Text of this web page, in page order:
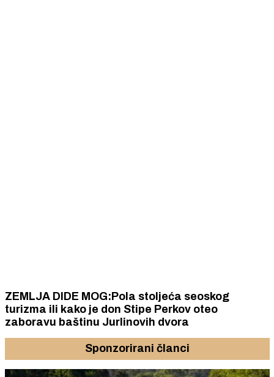
ZEMLJA DIDE MOG:Pola stoljeća seoskog
turizma ili kako je don Stipe Perkov oteo
zaboravu baštinu Jurlinovih dvora
Sponzorirani članci